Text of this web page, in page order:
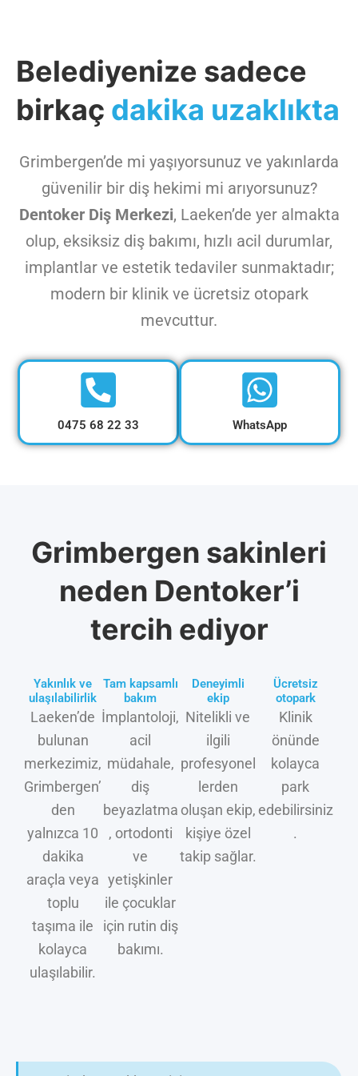
Belediyenize sadece
birkaç dakika uzaklıkta
Grimbergen’de mi yaşıyorsunuz ve yakınlarda
güvenilir bir diş hekimi mi arıyorsunuz?
Dentoker Diş Merkezi, Laeken’de yer almakta
olup, eksiksiz diş bakımı, hızlı acil durumlar,
implantlar ve estetik tedaviler sunmaktadır;
modern bir klinik ve ücretsiz otopark
mevcuttur.
0475 68 22 33 WhatsApp
Grimbergen sakinleri
neden Dentoker’i
tercih ediyor
Yakınlık ve
ulaşılabilirlik
Laeken’de
bulunan
merkezimiz,
Grimbergen’
den
yalnızca 10
dakika
araçla veya
toplu
taşıma ile
kolayca
ulaşılabilir.
Tam kapsamlı
bakım
İmplantoloji,
acil
müdahale,
diş
beyazlatma
, ortodonti
ve
yetişkinler
ile çocuklar
için rutin diş
bakımı.
Deneyimli
ekip
Nitelikli ve
ilgili
profesyonel
lerden
oluşan ekip,
kişiye özel
takip sağlar.
Ücretsiz
otopark
Klinik
önünde
kolayca
park
edebilirsiniz
.